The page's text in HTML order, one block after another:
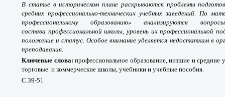
В статье в историческом плане раскрываются проблемы
средних профессионально-технических учебных заведений. По
профессиональному образованию» анализируются
состава профессиональной школы, уровень их профессиональной
положение и статус. Особое внимание уделяется недостаткам в
преподавания.
Ключевые слова: профессиональное образование, низшие и средние
торговые и коммерческие школы, учебники и учебные пособия.
С.39-51